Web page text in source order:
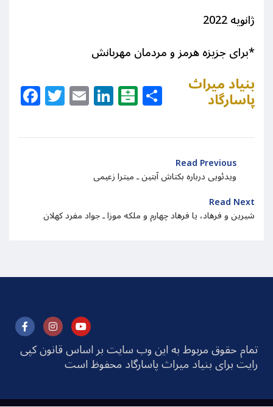
ژانویه 2022
*برای جزیزه هرمز و مردمان مهربانش
Facebook
Twitter
EmailLinkedIn
Balatarin
Share
بنیاد میراث
پاسارگاد
Read Previous
ویدئویی درباره بکتاش آبتین ـ میترا زعیمی
Read Next
شیرین و فرهاد، یا فرهاد چهارم و ملکه موزا ـ جواد مفرد کهلان
تمام حقوق مربوط به این وب سایت بر اساس قانون کپی
رایت برای بنیاد میراث پاسارگاد محفوظ است